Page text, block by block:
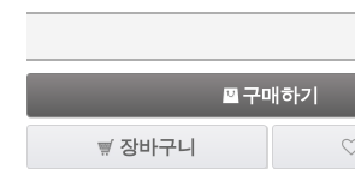
구매하기
장바구니